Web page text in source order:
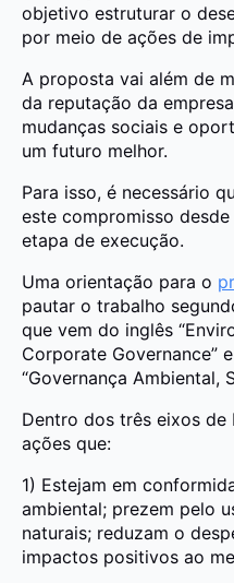
objetivo estruturar o
por meio de ações de
A proposta vai além de
da reputação da
mudanças sociais e
um futuro melhor.
Para isso, é necessário
este compromisso
etapa de execução.
Uma orientação para o
pautar o trabalho
que vem do inglês
Corporate Governance”
“Governança Ambiental,
Dentro dos três eixos de
ações que:
1) Estejam em
ambiental; prezem pelo
naturais; reduzam o
impactos positivos ao